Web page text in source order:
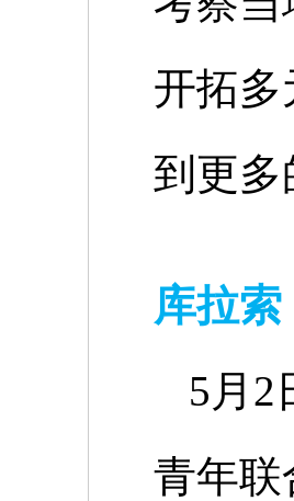
开拓
到更多
库拉索
5 月 2
青年联